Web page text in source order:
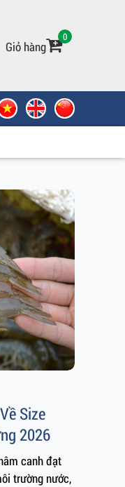
Giỏ hàng
0
Size
2026
canh đạt
trường nước,